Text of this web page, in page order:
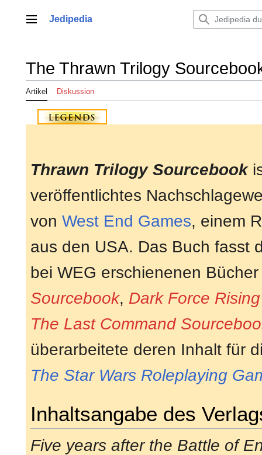
springenHauptmenü
Jedipedia
The Thrawn Trilogy
Artikel Diskussion
Thrawn Trilogy Sourcebook
veröffentlichtes
von West End Games, einem
aus den USA. Das Buch fasst
bei WEG erschienenen
Sourcebook, Dark Force
The Last Command
überarbeitete deren Inhalt für
The Star Wars Roleplaying
Inhaltsangabe des
Five years after the Battle of